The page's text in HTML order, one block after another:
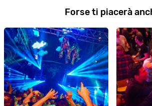
Forse ti piacerà